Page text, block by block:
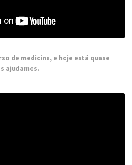
de medicina, e hoje está quase
ajudamos.